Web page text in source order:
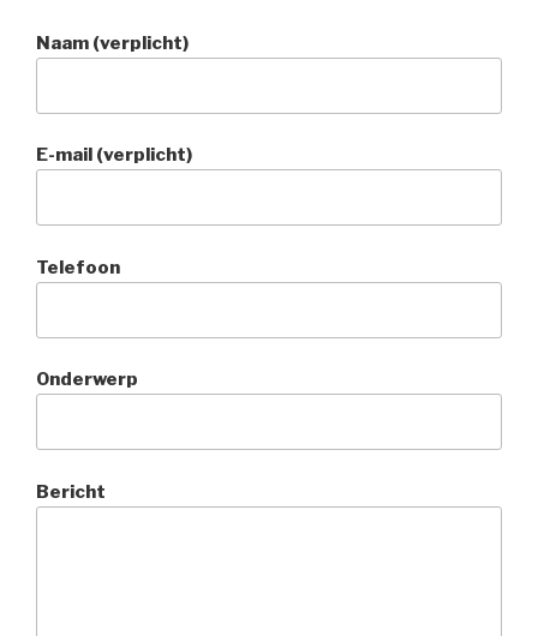
Naam (verplicht)
E-mail (verplicht)
Telefoon
Onderwerp
Bericht